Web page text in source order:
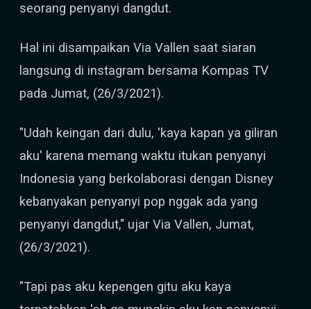
seorang penyanyi dangdut.
Hal ini disampaikan Via Vallen saat siaran
langsung di instagram bersama Kompas TV
pada Jumat, (26/3/2021).
"Udah keingan dari dulu, 'kaya kapan ya giliran
aku' karena memang waktu itukan penyanyi
Indonesia yang berkolaborasi dengan Disney
kebanyakan penyanyi pop nggak ada yang
penyanyi dangdut," ujar Via Vallen, Jumat,
(26/3/2021).
"Tapi pas aku kepengen gitu aku kaya